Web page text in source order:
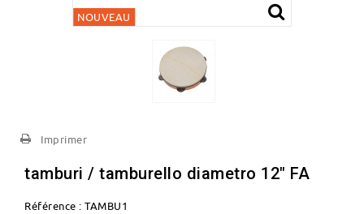
NOUVEAU
Imprimer
tamburi / tamburello diametro 12" FA
Référence : TAMBU1